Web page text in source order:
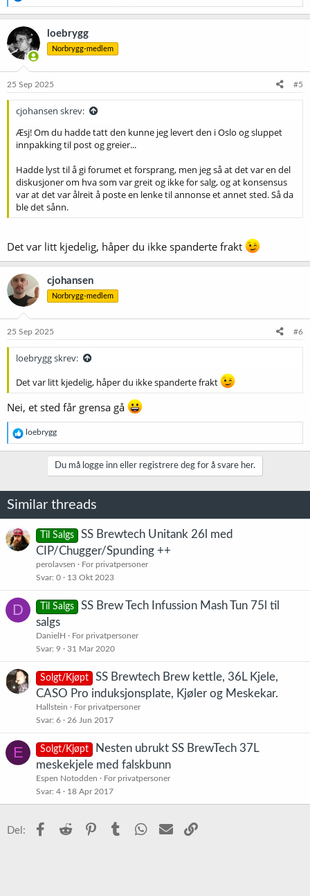
e
a
k
s
j
o
e
loebrygg
Norbrygg-medlem
25 Sep 2025 #5
cjohansen skrev:
Æsj! Om du hadde tatt den kunne jeg levert den i Oslo og sluppet
innpakking til post og greier...
Hadde lyst til å gi forumet et forsprang, men jeg så at det var en del
diskusjoner om hva som var greit og ikke for salg, og at konsensus
var at det var ålreit å poste en lenke til annonse et annet sted. Så da
ble det sånn.
Det var litt kjedelig, håper du ikke spanderte frakt
cjohansen
Norbrygg-medlem
25 Sep 2025 #6
loebrygg skrev:
Det var litt kjedelig, håper du ikke spanderte frakt
Nei, et sted får grensa gå
R
e
a
n
e
r
:
loebrygg
Du må logge inn eller registrere deg for å svare her.
Similar threads
Til Salgs
SS Brewtech Unitank 26l med
CIP/Chugger/Spunding ++
perolavsen
For privatpersoner
Svar 0 13 Okt 2023
D Til Salgs
SS Brew Tech Infussion Mash Tun 75l til
salgs
DanielH
For privatpersoner
Svar 9 31 Mar 2020
Solgt/Kjøpt
SS Brewtech Brew kettle, 36L Kjele,
CASO Pro induksjonsplate, Kjøler og Meskekar.
Hallstein
For privatpersoner
Svar 6 26 Jun 2017
E Solgt/Kjøpt
Nesten ubrukt SS BrewTech 37L
meskekjele med falskbunn
Espen Notodden
For privatpersoner
Svar 4 18 Apr 2017
Del: Facebook
Reddit PinterestTumblr WhatsApp
E-post